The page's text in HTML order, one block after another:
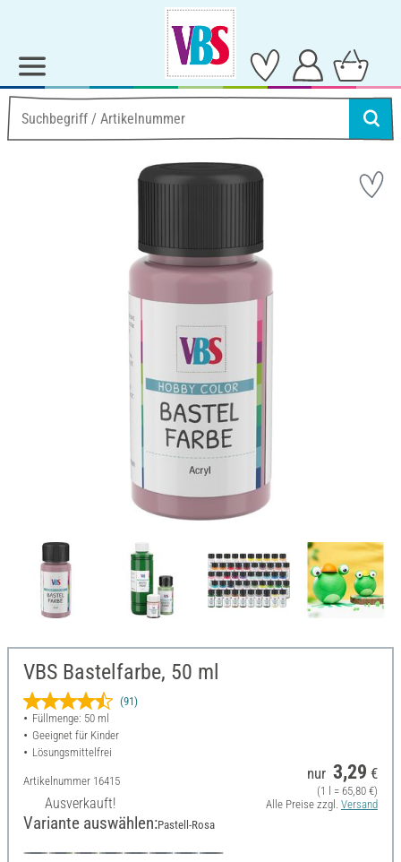
VBS Bastelfarbe, 50 ml
(91)
Füllmenge: 50 ml
Geeignet für Kinder
Lösungsmittelfrei
Artikelnummer 16415
Ausverkauft!
nur 3,29 €
(1 l = 65,80 €)
Alle Preise zzgl. Versand
Variante auswählen:Pastell-Rosa